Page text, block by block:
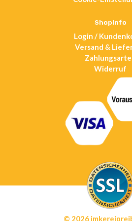
tab
Shopinfo
Login /
Versand &
Widerruf
© 2026